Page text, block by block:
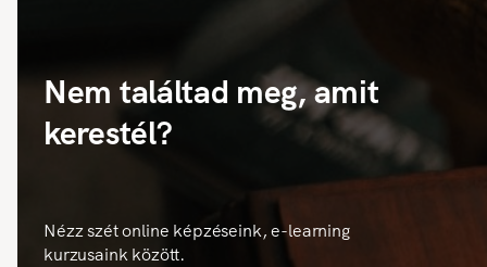
Nem találtad meg, amit
kerestél?
Nézz szét online képzéseink, e-learning
kurzusaink között.